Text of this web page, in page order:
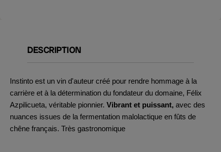
DESCRIPTION
Instinto est un vin d'auteur créé pour rendre hommage à la
carrière et à la détermination du fondateur du domaine, Félix
Azpilicueta, véritable pionnier. Vibrant et puissant, avec des
nuances issues de la fermentation malolactique en fûts de
chêne français. Très gastronomique